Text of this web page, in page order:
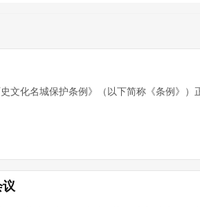
文化名城保护条例》（以下简称《条例》